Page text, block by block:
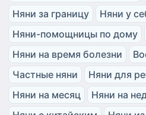
Няни за границу
Няни у
Няни-помощницы по дому
Няни на время болезни
Частные няни
Няни для
Няни на месяц
Няни на